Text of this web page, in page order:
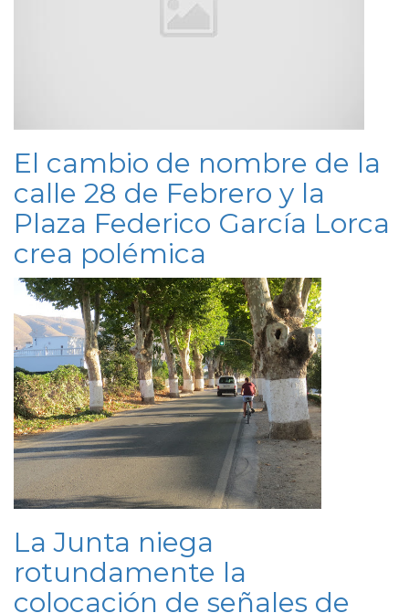
El cambio de nombre de la
calle 28 de Febrero y la
Plaza Federico García Lorca
crea polémica
La Junta niega
rotundamente la
colocación de señales de